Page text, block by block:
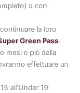
o con
la loro
Green Pass.
mesi o più dalla
effettuare un
all’Under 19